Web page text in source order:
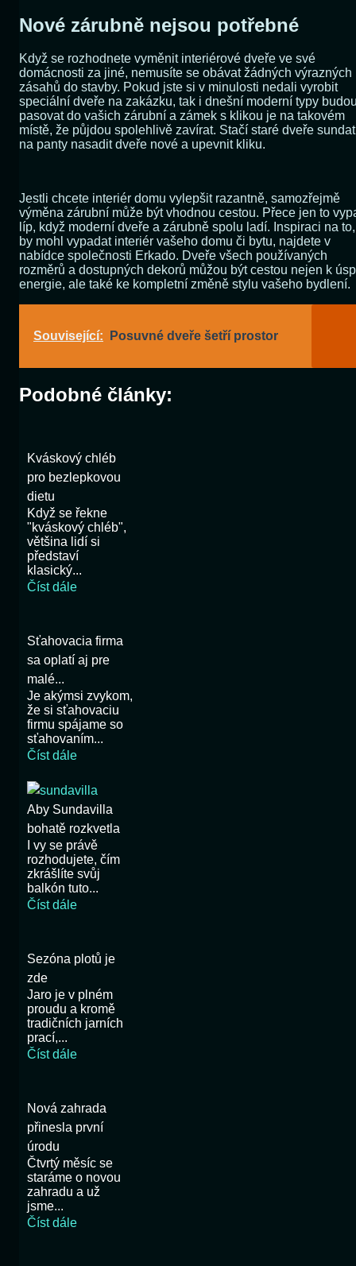
Nové zárubně nejsou potřebné
Když se rozhodnete vyměnit interiérové dveře ve své
domácnosti za jiné, nemusíte se obávat žádných výrazných
zásahů do stavby. Pokud jste si v minulosti nedali vyrobit
speciální dveře na zakázku, tak i dnešní moderní typy
pasovat do vašich zárubní a zámek s klikou je na takovém
místě, že půjdou spolehlivě zavírat. Stačí staré dveře
na panty nasadit dveře nové a upevnit kliku.
Jestli chcete interiér domu vylepšit razantně, samozřejmě
výměna zárubní může být vhodnou cestou. Přece jen to
líp, když moderní dveře a zárubně spolu ladí. Inspiraci na
by mohl vypadat interiér vašeho domu či bytu, najdete v
nabídce společnosti Erkado. Dveře všech používaných
rozměrů a dostupných dekorů můžou být cestou nejen k
energie, ale také ke kompletní změně stylu vašeho bydlení.
Související: Posuvné dveře šetří prostor
Podobné články:
Kváskový chléb
pro bezlepkovou
dietu
Když se řekne
"kváskový chléb",
většina lidí si
představí
klasický...
Číst dále
Sťahovacia firma
sa oplatí aj pre
malé...
Je akýmsi zvykom,
že si sťahovaciu
firmu spájame so
sťahovaním...
Číst dále
Aby Sundavilla
bohatě rozkvetla
I vy se právě
rozhodujete, čím
zkrášlíte svůj
balkón tuto...
Číst dále
Sezóna plotů je
zde
Jaro je v plném
proudu a kromě
tradičních jarních
prací,...
Číst dále
Nová zahrada
přinesla první
úrodu
Čtvrtý měsíc se
staráme o novou
zahradu a už
jsme...
Číst dále